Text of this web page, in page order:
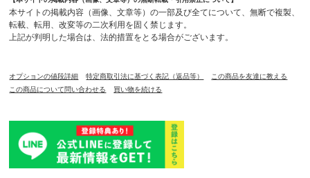
本サイトの掲載内容（画像、文章等）の一部及び全てについて、無断で複製、
転載、転用、改変等の二次利用を固く禁じます。
上記が判明した場合は、法的措置をとる場合がございます。
オプションの値段詳細 特定商取引法に基づく表記（返品等）
この商品を友達に教える
この商品について問い合わせる
買い物を続ける